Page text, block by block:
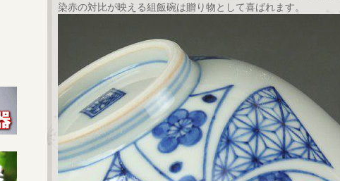
染赤の対比が映える組飯碗は贈り物として喜ばれます。